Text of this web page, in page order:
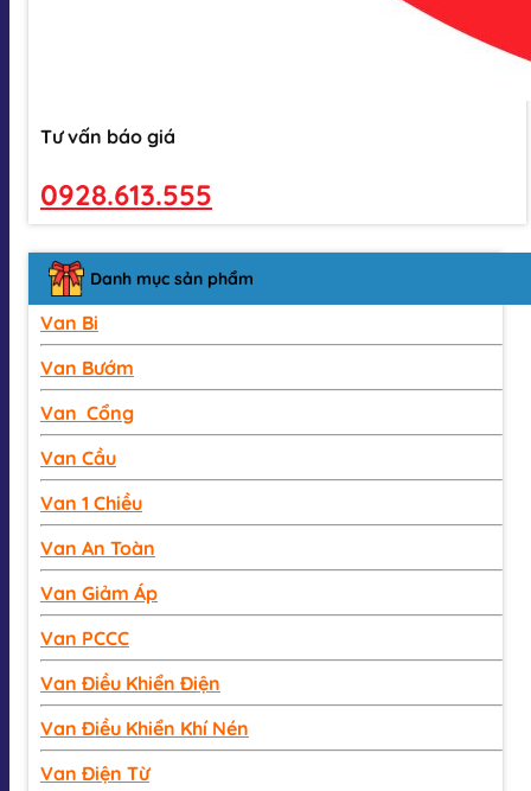
Tư vấn báo giá
0928.613.555
Danh mục sản phẩm
Van Bi
Van Bướm
Van Cổng
Van Cầu
Van 1 Chiều
Van An Toàn
Van Giảm Áp
Van PCCC
Van Điều Khiển Điện
Van Điều Khiển Khí Nén
Van Điện Từ